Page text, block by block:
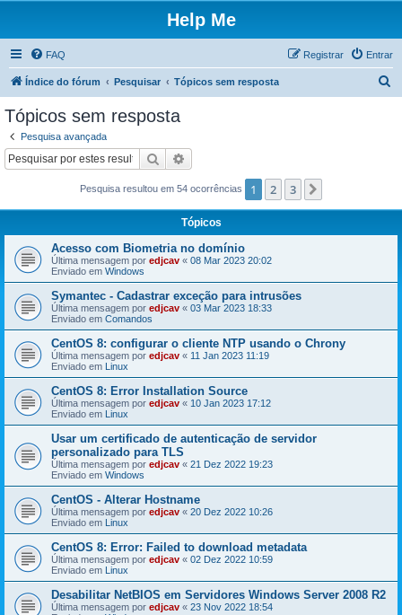
Help Me
FAQ Entrar
Registrar
Índice do fórum Pesquisar Tópicos sem resposta
s
Tópicos sem resposta
Pesquisa avançada
Pesquisar
Pesquisa resultou em 54 ocorrências 1 2 3
Tópicos
Acesso com Biometria no domínio
Última mensagem por edjcav « 08 Mar 2023 20:02
Enviado em Windows
Symantec - Cadastrar exceção para intrusões
Última mensagem por edjcav « 03 Mar 2023 18:33
Enviado em Comandos
CentOS 8: configurar o cliente NTP usando o Chrony
Última mensagem por edjcav « 11 Jan 2023 11:19
Enviado em Linux
CentOS 8: Error Installation Source
Última mensagem por edjcav « 10 Jan 2023 17:12
Enviado em Linux
Usar um certificado de autenticação de servidor
personalizado para TLS
Última mensagem por edjcav « 21 Dez 2022 19:23
Enviado em Windows
CentOS - Alterar Hostname
Última mensagem por edjcav « 20 Dez 2022 10:26
Enviado em Linux
CentOS 8: Error: Failed to download metadata
Última mensagem por edjcav « 02 Dez 2022 10:59
Enviado em Linux
Desabilitar NetBIOS em Servidores Windows Server 2008 R2
Última mensagem por edjcav « 23 Nov 2022 18:54